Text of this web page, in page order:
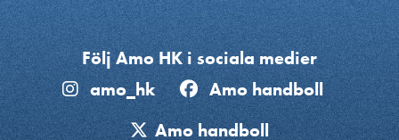
Följ Amo HK i sociala medier
amo_hk
Amo handboll
Amo handboll